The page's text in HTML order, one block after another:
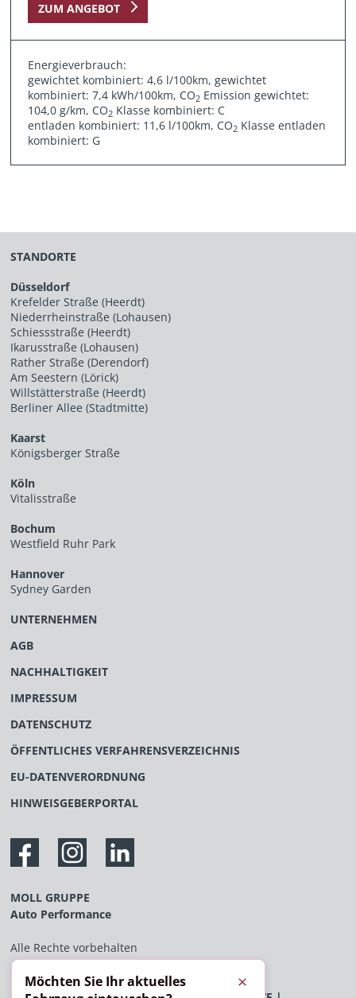
ZUM ANGEBOT
Energieverbrauch:
gewichtet kombiniert: 4,6 l/100km, gewichtet
kombiniert: 7,4 kWh/100km, CO2 Emission gewichtet:
104,0 g/km, CO2 Klasse kombiniert: C
entladen kombiniert: 11,6 l/100km, CO2 Klasse entladen
kombiniert: G
STANDORTE
Düsseldorf
Krefelder Straße (Heerdt)
Niederrheinstraße (Lohausen)
Schiessstraße (Heerdt)
Ikarusstraße (Lohausen)
Rather Straße (Derendorf)
Am Seestern (Lörick)
Willstätterstraße (Heerdt)
Berliner Allee (Stadtmitte)
Kaarst
Königsberger Straße
Köln
Vitalisstraße
Bochum
Westfield Ruhr Park
Hannover
Sydney Garden
UNTERNEHMEN
AGB
NACHHALTIGKEIT
IMPRESSUM
DATENSCHUTZ
ÖFFENTLICHES VERFAHRENSVERZEICHNIS
EU-DATENVERORDNUNG
HINWEISGEBERPORTAL
MOLL GRUPPE
Auto Performance
Alle Rechte vorbehalten
Möchten Sie Ihr aktuelles
Schließen